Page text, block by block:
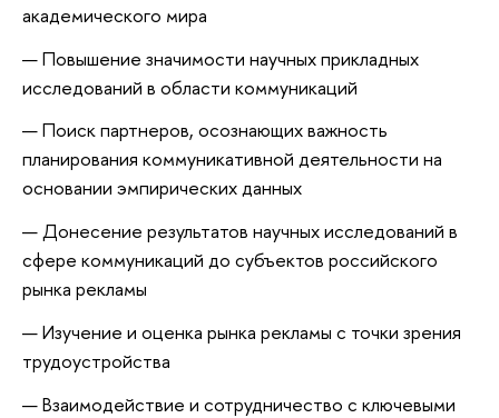
академического мира
Повышение значимости научных прикладных
исследований в области коммуникаций
Поиск партнеров, осознающих важность
планирования коммуникативной деятельности на
основании эмпирических данных
Донесение результатов научных исследований в
сфере коммуникаций до субъектов российского
рынка рекламы
Изучение и оценка рынка рекламы с точки зрения
трудоустройства
Взаимодействие и сотрудничество с ключевыми